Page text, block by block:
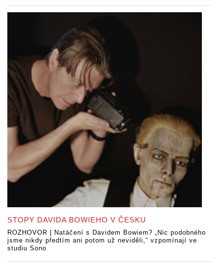
STOPY DAVIDA BOWIEHO V ČESKU
ROZHOVOR | Natáčení s Davidem Bowiem? „Nic podobného
jsme nikdy předtím ani potom už neviděli,“ vzpomínají ve
studiu Sono